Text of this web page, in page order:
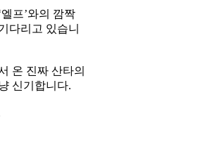
프’와의 깜짝
다리고 있습니
온 진짜 산타의
신기합니다.